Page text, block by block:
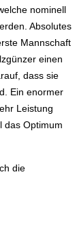
nominell
Absolutes
Mannschaft
einen
dass sie
Ein enormer
Leistung
das Optimum
die